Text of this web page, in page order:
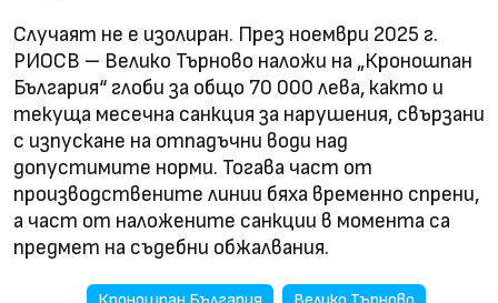
Случаят не е изолиран. През ноември 2025 г.
РИОСВ – Велико Търново наложи на „Кроношпан
България“ глоби за общо 70 000 лева, както и
текуща месечна санкция за нарушения, свързани
с изпускане на отпадъчни води над
допустимите норми. Тогава част от
производствените линии бяха временно спрени,
а част от наложените санкции в момента са
предмет на съдебни обжалвания.